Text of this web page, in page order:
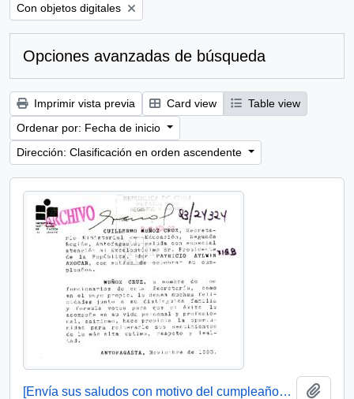
Remove filter:
Con objetos digitales
Opciones avanzadas de búsqueda
Imprimir vista previa Card view
Table view
Ordenar por: Fecha de inicio
Dirección: Clasificación en orden ascendente
[Envía sus saludos con motivo del cumpleaños del Presidente]